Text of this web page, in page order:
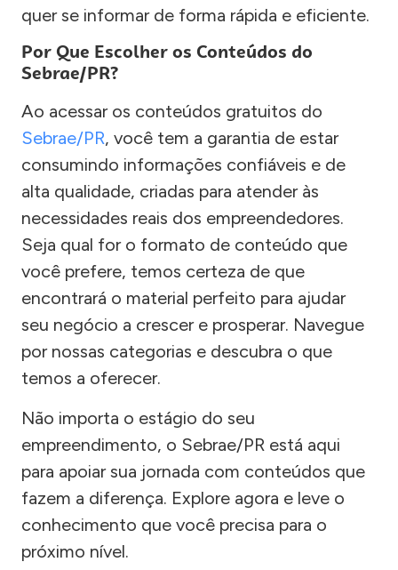
quer se informar de forma rápida e eficiente.
Por Que Escolher os Conteúdos do
Sebrae/PR?
Ao acessar os conteúdos gratuitos do
Sebrae/PR, você tem a garantia de estar
consumindo informações confiáveis e de
alta qualidade, criadas para atender às
necessidades reais dos empreendedores.
Seja qual for o formato de conteúdo que
você prefere, temos certeza de que
encontrará o material perfeito para ajudar
seu negócio a crescer e prosperar. Navegue
por nossas categorias e descubra o que
temos a oferecer.
Não importa o estágio do seu
empreendimento, o Sebrae/PR está aqui
para apoiar sua jornada com conteúdos que
fazem a diferença. Explore agora e leve o
conhecimento que você precisa para o
próximo nível.